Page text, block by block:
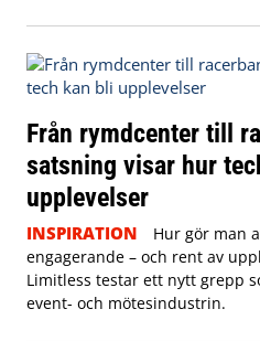
Från rymdcenter till
satsning visar hur
upplevelser
INSPIRATION
Hur gör man
engagerande – och rent av
Limitless testar ett nytt grepp
event- och mötesindustrin.